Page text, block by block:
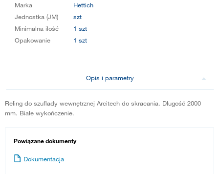
Marka
Hettich
Jednostka (JM)
szt
Minimalna ilość
1 szt
Opakowanie
1 szt
Opis i parametry
Reling do szuflady wewnętrznej Arcitech do skracania. Długość 2000
mm. Białe wykończenie.
Powiązane dokumenty
Dokumentacja